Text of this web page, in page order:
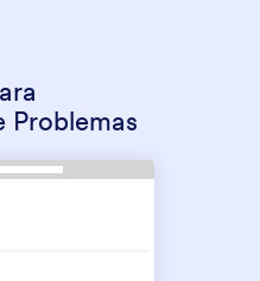
Problemas